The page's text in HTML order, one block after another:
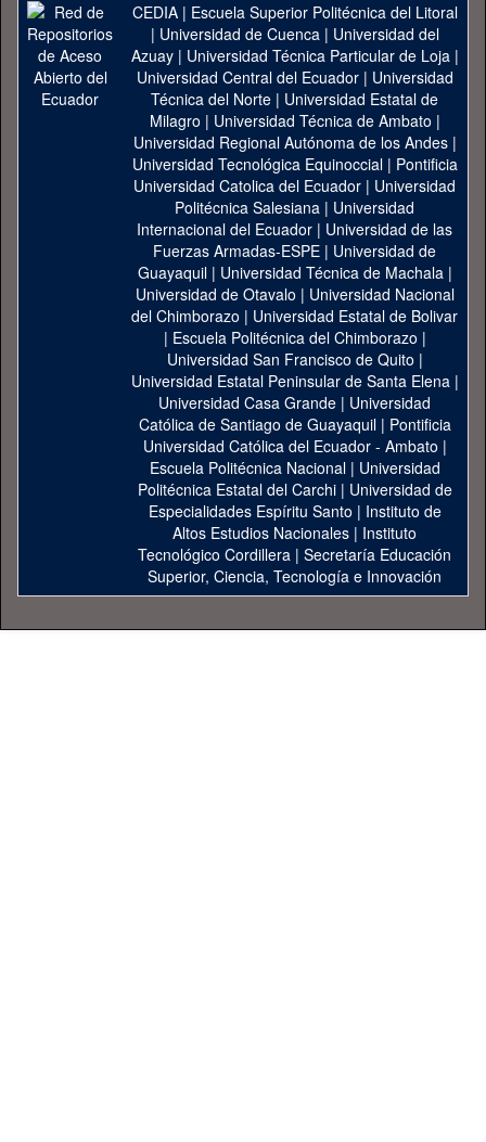
CEDIA| Escuela Superior Politécnica del Litoral
| Universidad de Cuenca| Universidad del
Azuay| Universidad Técnica Particular de Loja|
Universidad Central del Ecuador| Universidad
Técnica del Norte | Universidad Estatal de
Milagro | Universidad Técnica de Ambato |
Universidad Regional Autónoma de los Andes|
Universidad Tecnológica Equinoccial| Pontificia
Universidad Catolica del Ecuador | Universidad
Politécnica Salesiana | Universidad
Internacional del Ecuador | Universidad de las
Fuerzas Armadas-ESPE | Universidad de
Guayaquil| Universidad Técnica de Machala|
Universidad de Otavalo | Universidad Nacional
del Chimborazo | Universidad Estatal de Bolivar
| Escuela Politécnica del Chimborazo |
Universidad San Francisco de Quito |
Universidad Estatal Peninsular de Santa Elena|
Universidad Casa Grande | Universidad
Católica de Santiago de Guayaquil| Pontificia
Universidad Católica del Ecuador - Ambato |
Escuela Politécnica Nacional| Universidad
Politécnica Estatal del Carchi| Universidad de
Especialidades Espíritu Santo | Instituto de
Altos Estudios Nacionales | Instituto
Tecnológico Cordillera | Secretaría Educación
Superior, Ciencia, Tecnología e Innovación